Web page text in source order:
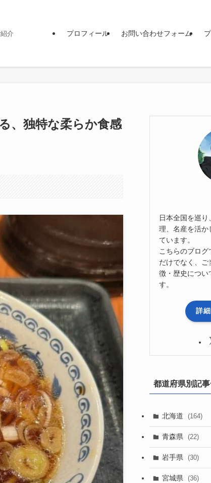
介 プロフィール お問い合わせフォーム
、独特な柔らか食感
日本全国を巡
理、名産を活か
ています。
こちらのブロ
だけでなく、
徴・歴史につい
す。
詳
都道府県別記
北海道 (164)
青森県 (22)
岩手県 (30)
宮城県 (36)